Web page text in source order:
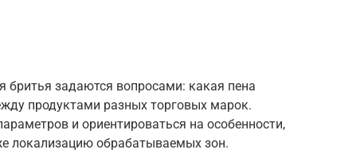
бритья задаются вопросами: какая пена
продуктами разных торговых марок.
и ориентироваться на особенности,
локализацию обрабатываемых зон.